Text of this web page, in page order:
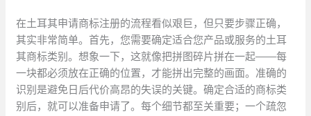
在土耳其申请商标注册的流程看似艰巨，但只要步骤正确，
其实非常简单。首先，您需要确定适合您产品或服务的土耳
其商标类别。想象一下，这就像把拼图碎片拼在一起——每
一块都必须放在正确的位置，才能拼出完整的画面。准确的
识别是避免日后代价高昂的失误的关键。确定合适的商标类
别后，就可以准备申请了。每个细节都至关重要；一个疏忽